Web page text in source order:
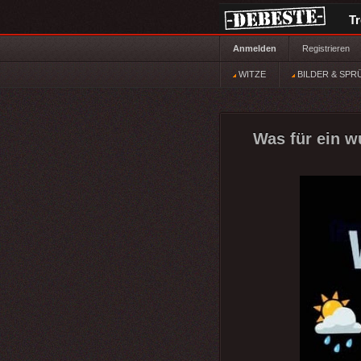
Anmelden Registrieren
WITZE BILDER &
Was für ein